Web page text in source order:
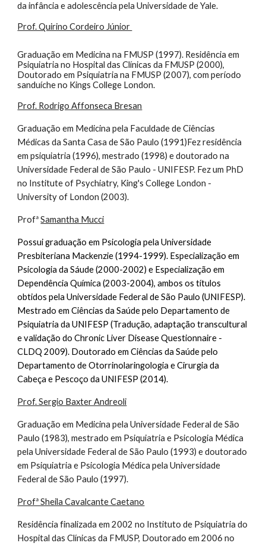
da infância e adolescência pela Universidade de Yale.
Prof. Quirino Cordeiro Júnior
Graduação em Medicina na FMUSP (1997). Residência em
Psiquiatria no Hospital das Clínicas da FMUSP (2000),
Doutorado em Psiquiatria na FMUSP (2007), com período
sanduíche no Kings College London.
Prof. Rodrigo Affonseca Bresan
Graduação em Medicina pela Faculdade de Ciências
Médicas da Santa Casa de São Paulo (1991)Fez residência
em psiquiatria (1996), mestrado (1998) e doutorado na
Universidade Federal de São Paulo - UNIFESP. Fez um PhD
no Institute of Psychiatry, King's College London -
University of London (2003).
Profª Samantha Mucci
Possui graduação em Psicologia pela Universidade
Presbiteriana Mackenzie (1994-1999). Especialização em
Psicologia da Sáude (2000-2002) e Especialização em
Dependência Química (2003-2004), ambos os títulos
obtidos pela Universidade Federal de São Paulo (UNIFESP).
Mestrado em Ciências da Saúde pelo Departamento de
Psiquiatria da UNIFESP (Tradução, adaptação transcultural
e validação do Chronic Liver Disease Questionnaire -
CLDQ 2009). Doutorado em Ciências da Saúde pelo
Departamento de Otorrinolaringologia e Cirurgia da
Cabeça e Pescoço da UNIFESP (2014).
Prof. Sergio Baxter Andreoli
Graduação em Medicina pela Universidade Federal de São
Paulo (1983), mestrado em Psiquiatria e Psicologia Médica
pela Universidade Federal de São Paulo (1993) e doutorado
em Psiquiatria e Psicologia Médica pela Universidade
Federal de São Paulo (1997).
Profª Sheila Cavalcante Caetano
Residência finalizada em 2002 no Instituto de Psiquiatria do
Hospital das Clínicas da FMUSP, Doutorado em 2006 no